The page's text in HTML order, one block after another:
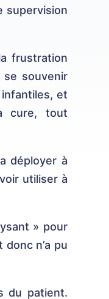
supervision
frustration
se souvenir
et
cure, tout
déployer à
utiliser à
» pour
n’a pu
du patient.